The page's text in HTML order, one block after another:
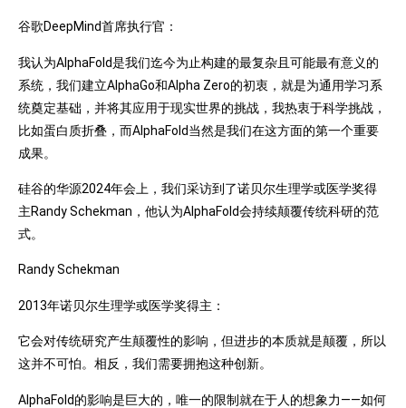
谷歌DeepMind首席执行官：
我认为AlphaFold是我们迄今为止构建的最复杂且可能最有意义的
系统，我们建立AlphaGo和Alpha Zero的初衷，就是为通用学习系
统奠定基础，并将其应用于现实世界的挑战，我热衷于科学挑战，
比如蛋白质折叠，而AlphaFold当然是我们在这方面的第一个重要
成果。
硅谷的华源2024年会上，我们采访到了诺贝尔生理学或医学奖得
主Randy Schekman，他认为AlphaFold会持续颠覆传统科研的范
式。
Randy Schekman
2013年诺贝尔生理学或医学奖得主：
它会对传统研究产生颠覆性的影响，但进步的本质就是颠覆，所以
这并不可怕。相反，我们需要拥抱这种创新。
AlphaFold的影响是巨大的，唯一的限制就在于人的想象力——如何